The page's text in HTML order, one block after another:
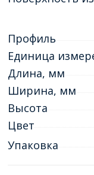
Профиль
Единица
Длина, мм
Ширина, мм
Высота
Цвет
Упаковка